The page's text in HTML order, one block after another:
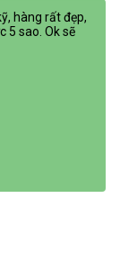
hàng rất đẹp,
5 sao. Ok sẽ